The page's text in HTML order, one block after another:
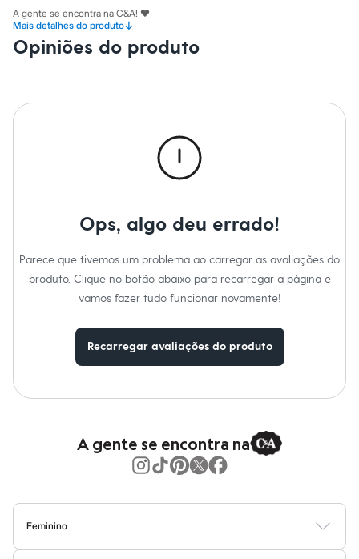
Meias
Pijamas
Sutiãs e Tops
Moda praia
Saídas de praia
Personagens
Shorts e Saias
Em alta
Dia dos Pais
Camisetas e Regatas
Casacos e Jaquetas
Bolsas e Mochilas
Óculos
Relógios
Botas
A gente se encontra na C&A! ❤
Mais detalhes do produto↓
Material
75% algodão, 10% poliamida, 10% poliéster, 6% elastano
Lavar à temperatura máxima de 40ºC.
Proibido o alvejamento.
Não lavar a seco.
Não limpar a úmido.
Opiniões do produto
Ops, algo deu errado!
Parece que tivemos um problema ao carregar as avaliações do
produto. Clique no botão abaixo para recarregar a página e
vamos fazer tudo funcionar novamente!
Recarregar avaliações do produto
A gente se encontra na
Feminino
BlusasCalçasVestidosSaiasCasacosModa PraiaModa Íntima